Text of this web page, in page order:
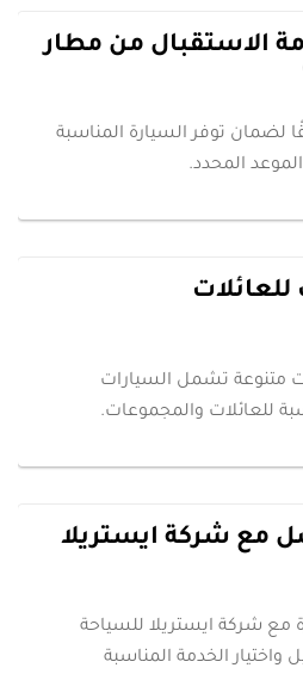
الاستقبال من مطار
لضمان توفر السيارة المناسبة
المحدد.
متنوعة تشمل السيارات
للعائلات والمجموعات.
مع شركة ايستريلا
مع شركة ايستريلا للسياحة
الخدمة المناسبة